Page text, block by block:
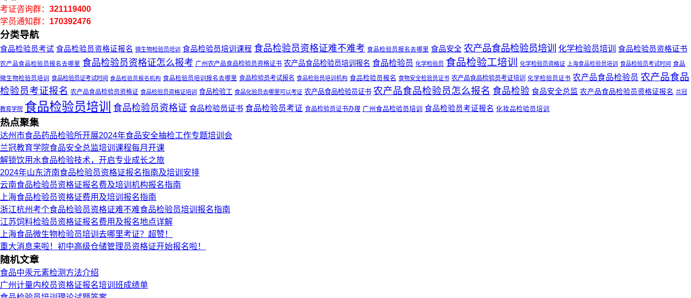
考证咨询群： 321119400
学员通知群： 170392476
分类导航
食品检验员考试 食品检验员资格证报名 微生物检验员培训 食品检验员培训课程 食品检验员资格证难不难考 食品检验员报名去哪里 食品安全 农产品食品检验员培训 化学检验员培训 食品检验员资格证书
农产品食品检验员报名去哪里 食品检验员资格证怎么报考 广州农产品食品检验员资格证书 农产品食品检验员培训报名 食品检验员 化学检验员 食品检验工培训 化学检验员资格证 上海食品检验员培训 食品检验员考试时间 食品
微生物检验员培训 食品检验员证考试时间 食品检验员报名机构 食品检验员培训报名去哪里 食品检验员考试报名 食品检验员培训机构 食品检验员报名 食物安全检验员证书 农产品食品检验员考证培训 化学检验员证书 农产品食品检验员 农产品食品
检验员考证报名 农产品食品检验员资格证 食品检验员资格证培训 食品检验工 食品化验员去哪里可以考证 农产品食品检验员证书 农产品食品检验员怎么报名 食品检验 食品安全总监 农产品食品检验员资格证报名 兰冠
教育学院 食品检验员培训 食品检验员资格证 食品检验员证书 食品检验员考证 食品检验员证书办理 广州食品检验员培训 食品检验员考证报名 化妆品检验员培训
热点聚集
达州市食品药品检验所开展2024年食品安全抽检工作专题培训会
兰冠教育学院食品安全总监培训课程每月开课
解锁饮用水食品检验技术，开启专业成长之旅
2024年山东济南食品检验员资格证报名指南及培训安排
云南食品检验员资格证报名费及培训机构报名指南
上海食品检验员资格证费用及培训报名指南
浙江杭州考个食品检验员资格证难不难食品检验员培训报名指南
江苏饲料检验员资格证报名费用及报名地点详解
上海食品微生物检验员培训去哪里考证？超赞！
重大消息来啦！初中高级仓储管理员资格证开始报名啦！
随机文章
食品中汞元素检测方法介绍
广州计量内校员资格证报名培训班成绩单